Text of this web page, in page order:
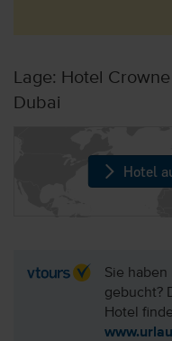
Lage: Hotel
Dubai
Hotel
Sie haben
gebucht?
Hotel